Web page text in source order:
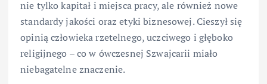
nie tylko kapitał i miejsca pracy, ale również nowe
standardy jakości oraz etyki biznesowej. Cieszył się
opinią człowieka rzetelnego, uczciwego i głęboko
religijnego – co w ówczesnej Szwajcarii miało
niebagatelne znaczenie.